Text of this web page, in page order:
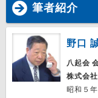
筆者紹介
野口
八起会
株式会
昭和５